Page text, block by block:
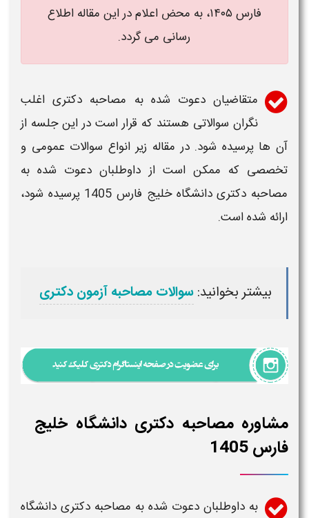
فارس ۱۴۰۵، به محض اعلام در این مقاله اطلاع
رسانی می گردد.
متقاضیان دعوت شده به مصاحبه دکتریاغلب
نگران سوالاتی هستند که قرار است در این جلسه از
آن ها پرسیده شود. در مقاله زیر انواع سوالات عمومی و
تخصصی که ممکن است از داوطلبان دعوت شده به
مصاحبه دکتری دانشگاه خلیج فارس 1405
پرسیده شود،
ارائه شده است.
بیشتر بخوانید:سوالات مصاحبه آزمون دکتری
مشاوره مصاحبه دکتری دانشگاه خلیج
فارس 1405
به داوطلبان دعوت شده به مصاحبه دکتری دانشگاه